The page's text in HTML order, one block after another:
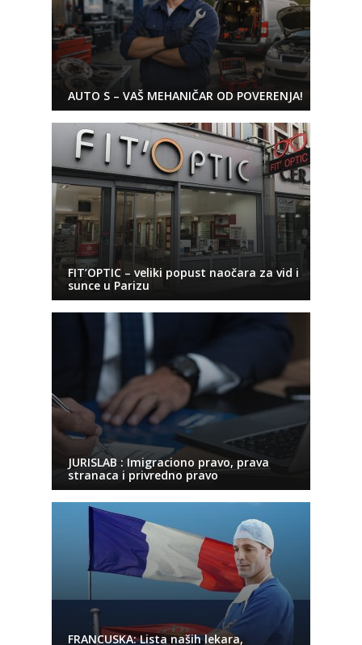
AUTO S – VAŠ MEHANIČAR OD POVERENJA!
FIT’OPTIC – veliki popust naočara za vid i
sunce u Parizu
JURISLAB : Imigraciono pravo, prava
stranaca i privredno pravo
FRANCUSKA: Lista naših lekara,